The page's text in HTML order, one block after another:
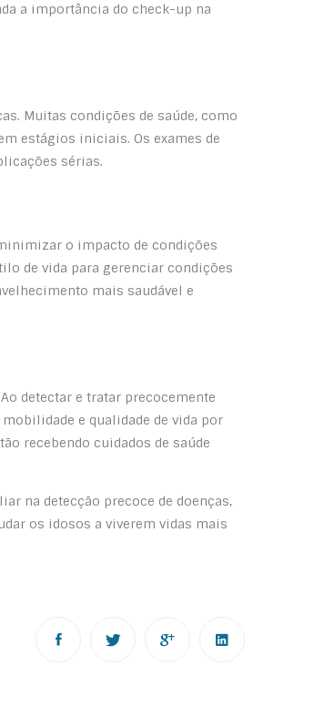
a importância do check-up na
Muitas condições de saúde, como
estágios iniciais. Os exames de
sérias.
o impacto de condições
de vida para gerenciar condições
mais saudável e
detectar e tratar precocemente
e qualidade de vida por
recebendo cuidados de saúde
na detecção precoce de doenças,
os idosos a viverem vidas mais